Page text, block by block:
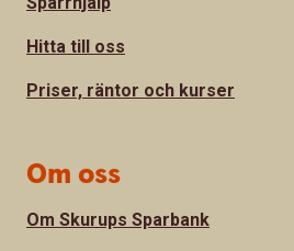
Hitta till oss
Priser, räntor och kurser
Om oss
Om Skurups Sparbank